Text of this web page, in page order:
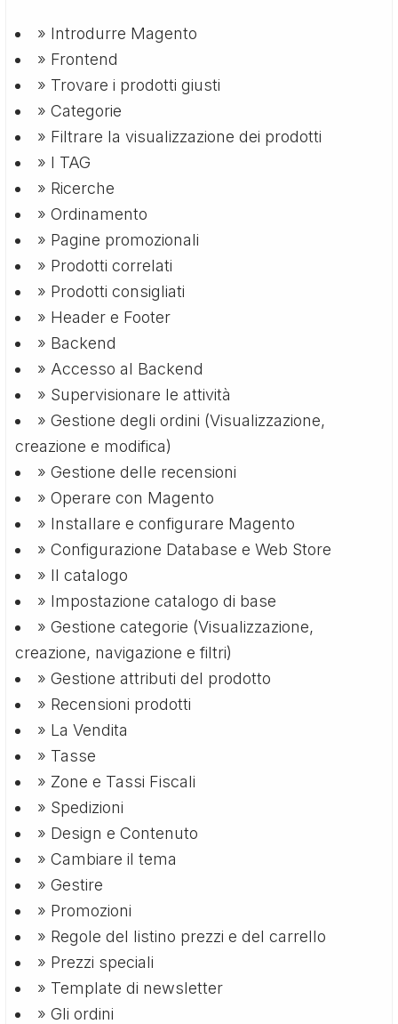
» Introdurre Magento
» Frontend
» Trovare i prodotti giusti
» Categorie
» Filtrare la visualizzazione dei prodotti
» I TAG
» Ricerche
» Ordinamento
» Pagine promozionali
» Prodotti correlati
» Prodotti consigliati
» Header e Footer
» Backend
» Accesso al Backend
» Supervisionare le attività
» Gestione degli ordini (Visualizzazione,
creazione e modifica)
» Gestione delle recensioni
» Operare con Magento
» Installare e configurare Magento
» Configurazione Database e Web Store
» Il catalogo
» Impostazione catalogo di base
» Gestione categorie (Visualizzazione,
creazione, navigazione e filtri)
» Gestione attributi del prodotto
» Recensioni prodotti
» La Vendita
» Tasse
» Zone e Tassi Fiscali
» Spedizioni
» Design e Contenuto
» Cambiare il tema
» Gestire
» Promozioni
» Regole del listino prezzi e del carrello
» Prezzi speciali
» Template di newsletter
» Gli ordini